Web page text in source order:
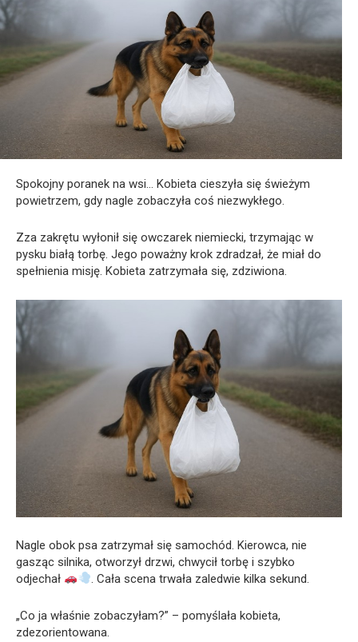
Spokojny poranek na wsi… Kobieta cieszyła się świeżym
powietrzem, gdy nagle zobaczyła coś niezwykłego.
Zza zakrętu wyłonił się owczarek niemiecki, trzymając w
pysku białą torbę. Jego poważny krok zdradzał, że miał do
spełnienia misję. Kobieta zatrzymała się, zdziwiona.
Nagle obok psa zatrzymał się samochód. Kierowca, nie
gasząc silnika, otworzył drzwi, chwycił torbę i szybko
odjechał
. Cała scena trwała zaledwie kilka sekund.
„Co ja właśnie zobaczyłam?” – pomyślała kobieta,
zdezorientowana.